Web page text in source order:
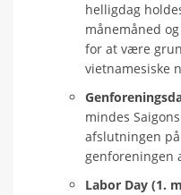
helligdag
månemåned
for at være
vietnamesiske
mindes
afslutningen
genforeningen
Labor Day (1.